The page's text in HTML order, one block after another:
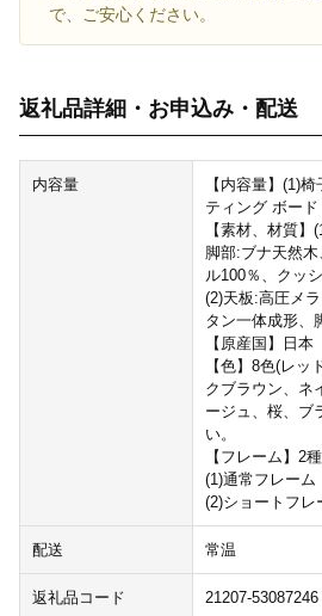
で、ご安心ください。
返礼品詳細・お申込み・配送
内容量
【内容量】(1)
ティング ボー
【素材、材質】
脚部:ブナ天然
ル100％、クッ
(2)天板:高圧メ
タン一体成形、
【原産国】日本
【色】8色(レッ
クブラウン、ネ
ージュ、桜、ブ
い。
【フレーム】2
(1)通常フレーム
(2)ショートフレ
配送 常温
返礼品コード 21207-53087246